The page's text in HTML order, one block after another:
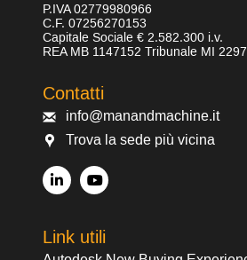
P.IVA 02779980966
C.F. 07256270153
Capitale Sociale € 2.582.300 i.v.
REA MB 1147152 Tribunale MI
Contatti
info@manandmachine.it
Trova la sede più vicina
Link utili